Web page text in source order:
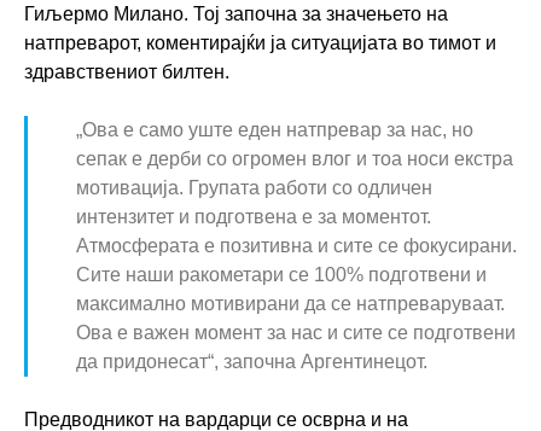
Гиљермо Милано. Тој започна за значењето на
натпреварот, коментирајќи ја ситуацијата во тимот и
здравствениот билтен.
„Ова е само уште еден натпревар за нас, но
сепак е дерби со огромен влог и тоа носи екстра
мотивација. Групата работи со одличен
интензитет и подготвена е за моментот.
Атмосферата е позитивна и сите се фокусирани.
Сите наши ракометари се 100% подготвени и
максимално мотивирани да се натпреваруваат.
Ова е важен момент за нас и сите се подготвени
да придонесат“, започна Аргентинецот.
Предводникот на вардарци се осврна и на